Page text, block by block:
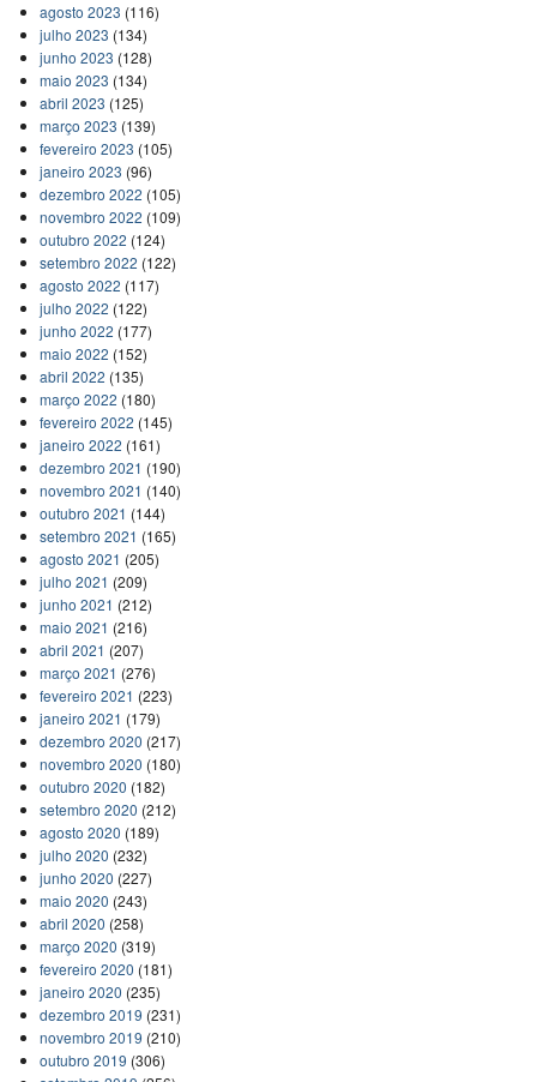
agosto 2023 (116)
julho 2023 (134)
junho 2023 (128)
maio 2023 (134)
abril 2023 (125)
março 2023 (139)
fevereiro 2023 (105)
janeiro 2023 (96)
dezembro 2022 (105)
novembro 2022 (109)
outubro 2022 (124)
setembro 2022 (122)
agosto 2022 (117)
julho 2022 (122)
junho 2022 (177)
maio 2022 (152)
abril 2022 (135)
março 2022 (180)
fevereiro 2022 (145)
janeiro 2022 (161)
dezembro 2021 (190)
novembro 2021 (140)
outubro 2021 (144)
setembro 2021 (165)
agosto 2021 (205)
julho 2021 (209)
junho 2021 (212)
maio 2021 (216)
abril 2021 (207)
março 2021 (276)
fevereiro 2021 (223)
janeiro 2021 (179)
dezembro 2020 (217)
novembro 2020 (180)
outubro 2020 (182)
setembro 2020 (212)
agosto 2020 (189)
julho 2020 (232)
junho 2020 (227)
maio 2020 (243)
abril 2020 (258)
março 2020 (319)
fevereiro 2020 (181)
janeiro 2020 (235)
dezembro 2019 (231)
novembro 2019 (210)
outubro 2019 (306)